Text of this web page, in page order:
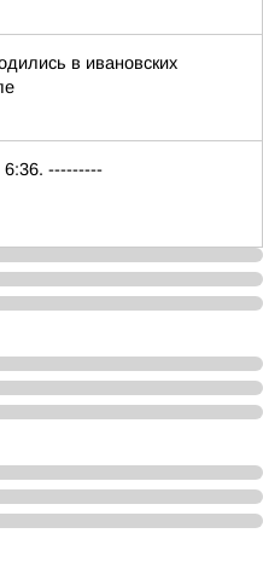
в ивановских
6:36. ---------